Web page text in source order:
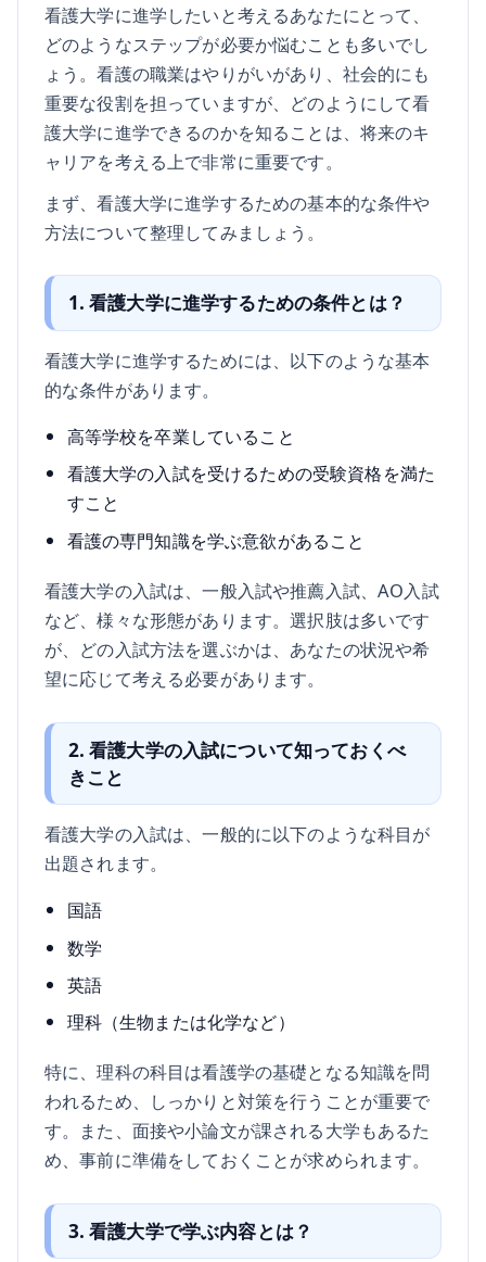
看護大学に進学したいと考えるあなたにとって、
どのようなステップが必要か悩むことも多いでし
ょう。看護の職業はやりがいがあり、社会的にも
重要な役割を担っていますが、どのようにして看
護大学に進学できるのかを知ることは、将来のキ
ャリアを考える上で非常に重要です。
まず、看護大学に進学するための基本的な条件や
方法について整理してみましょう。
1. 看護大学に進学するための条件とは？
看護大学に進学するためには、以下のような基本
的な条件があります。
高等学校を卒業していること
看護大学の入試を受けるための受験資格を満た
すこと
看護の専門知識を学ぶ意欲があること
看護大学の入試は、一般入試や推薦入試、AO入試
など、様々な形態があります。選択肢は多いです
が、どの入試方法を選ぶかは、あなたの状況や希
望に応じて考える必要があります。
2. 看護大学の入試について知っておくべ
きこと
看護大学の入試は、一般的に以下のような科目が
出題されます。
国語
数学
英語
理科（生物または化学など）
特に、理科の科目は看護学の基礎となる知識を問
われるため、しっかりと対策を行うことが重要で
す。また、面接や小論文が課される大学もあるた
め、事前に準備をしておくことが求められます。
3. 看護大学で学ぶ内容とは？